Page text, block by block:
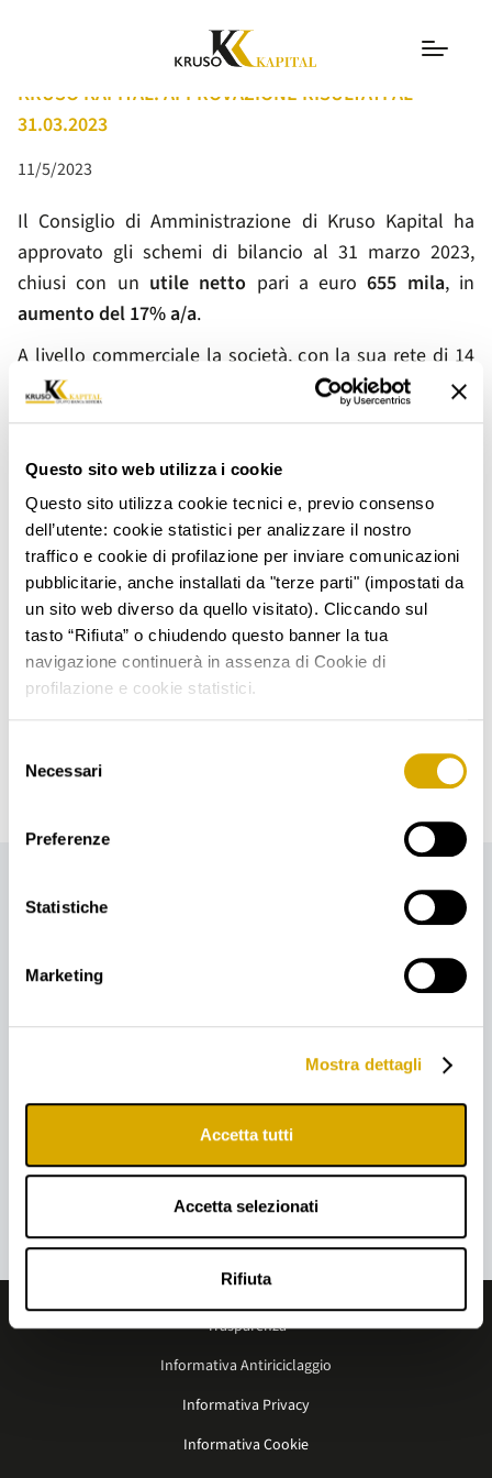
Questo sito web utilizza i cookie
Questo sito utilizza cookie tecnici e, previo consenso
dell’utente: cookie statistici per analizzare il nostro
traffico e cookie di profilazione per inviare comunicazioni
pubblicitarie, anche installati da "terze parti" (impostati da
un sito web diverso da quello visitato). Cliccando sul
tasto “Rifiuta” o chiudendo questo banner la tua
navigazione continuerà in assenza di Cookie di
profilazione e cookie statistici.
delNecessari
Preferenze
Statistiche
Marketing
Mostra dettagli
Accetta tutti
Accetta selezionati
Rifiuta
KRUSO KAPITAL: APPROVAZIONE RISULTATI AL
31.03.2023
11/5/2023
Il Consiglio di Amministrazione di Kruso Kapital ha
approvato gli schemi di bilancio al 31 marzo 2023,
chiusi con un utile netto pari a euro655 mila, in
aumento del 17% a/a.
A livello commerciale la società, con la sua rete di 14
filiali a brand ProntoPegno in Italia, ha generato
volumi pari a euro 49,3 milioni in aumento del 10,3%
impieghi al 31.03.2023 sono pari a euro 109,3 milioni,
rispetto a euro 92,3 milioni di marzo 2022, in aumento
del 19% a/a.
"La crescita di Kruso Kapital conferma la nostra
strategia di lungo periodo" commenta Giuseppe
Gentile, Direttore Generale di Kruso Kapital.
pegno e il nostro nuovo prodotto Art-Kredit, che
permette di dare nuovo valore alle opere d'arte, si
successo grazie all'immediatezza e alla semplicità che
Sede Legale e Operativa
: Via Cappuccio, 14 - 20123 Milano (MI)
Telefono:+39 02 81127800
Kruso Kapital S.p.A. è iscritta all’albo degli Intermediari Finanziari ex
Art. 106 TUB n. 19493 tenuto da Banca d’Italia.
Trasparenza
Informativa Antiriciclaggio
Informativa Privacy
Informativa Cookie